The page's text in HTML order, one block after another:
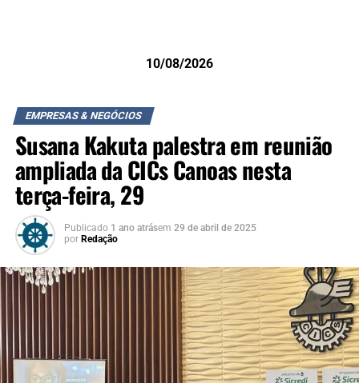
10/08/2026
EMPRESAS & NEGÓCIOS
Susana Kakuta palestra em reunião
ampliada da CICs Canoas nesta
terça-feira, 29
Publicado 1 ano atrásem 29 de abril de 2025
por Redação